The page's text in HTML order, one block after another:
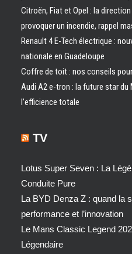
Citroën, Fiat et Opel : la
provoquer un incendie, rappel
Renault 4 E-Tech électrique :
nationale en Guadeloupe
Coffre de toit : nos conseils
Audi A2 e-tron : la future star du
l’efficience totale
TV
Lotus Super Seven : La
Conduite Pure
La BYD Denza Z : quand la
performance et l’innovation
Le Mans Classic Legend
Légendaire